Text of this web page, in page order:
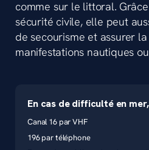
comme sur le littoral.
sécurité civile, elle peut
de secourisme et assurer
manifestations nautiques
En cas de difficulté en
Canal 16 par VHF
196 par téléphone